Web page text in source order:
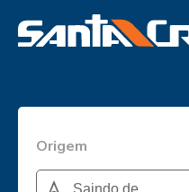
Origem